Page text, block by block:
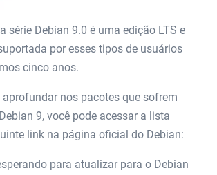
série Debian 9.0 é uma edição LTS e
por esses tipos de usuários
cinco anos.
aprofundar nos pacotes que sofrem
9, você pode acessar a lista
link na página oficial do Debian:
para atualizar para o Debian